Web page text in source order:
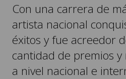
Con una carrera de
artista nacional
éxitos y fue acreedor
cantidad de premios
a nivel nacional e